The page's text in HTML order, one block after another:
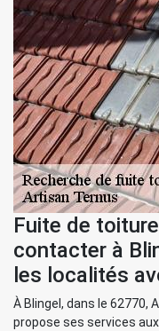
Fuite de
contacter à
les localités
À Blingel, dans le 62770,
propose ses services